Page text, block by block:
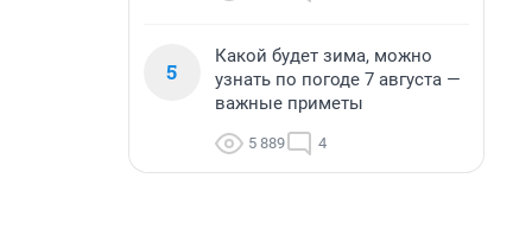
5
Какой будет зима, можно
узнать по погоде 7 августа —
важные приметы
5 889 4